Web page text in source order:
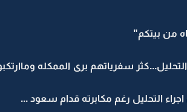
من بيتكم"
سفرياتهم برى الممكله
التحليل رغم مكابرته قدام سعود ...